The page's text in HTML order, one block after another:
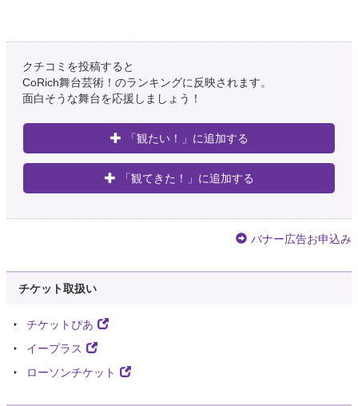
クチコミを投稿すると
CoRich舞台芸術！のランキングに反映されます。
面白そうな舞台を応援しましょう！
「観たい！」に追加する
「観てきた！」に追加する
バナー広告お申込み
チケット取扱い
チケットぴあ
イープラス
ローソンチケット